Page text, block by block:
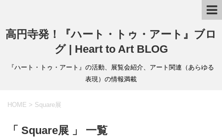
高円寺発！『ハート・トゥ・アート』ブロ
グ | Heart to Art BLOG
『ハート・トゥ・アート』の活動、展覧会紹介、アート関連（あらゆる
表現）の情報満載
HOME > Square展
「 Square展 」 一覧